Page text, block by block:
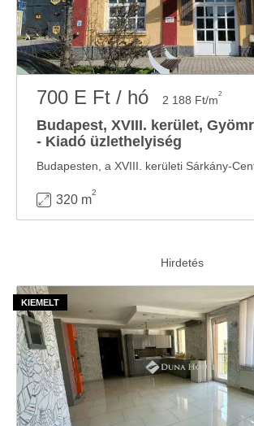
700 E Ft / hó 2 188 Ft/m2
Budapest, XVIII. kerület,
- Kiadó üzlethelyiség
320 m
2